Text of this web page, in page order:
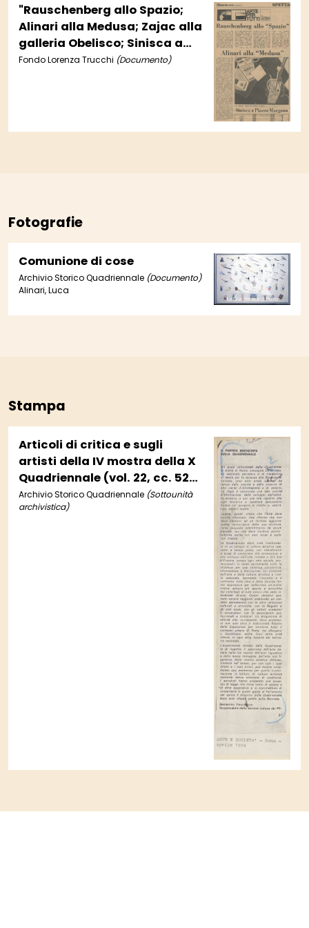
"Rauschenberg allo Spazio;
Alinari alla Medusa; Zajac alla
galleria Obelisco; Sinisca a
piazza Margana".
Fondo Lorenza Trucchi (Documento)
Fotografie
Comunione di cose
Archivio Storico Quadriennale (Documento)
Alinari, Luca
Stampa
Articoli di critica e sugli
artisti della IV mostra della X
Quadriennale (vol. 22, cc. 52-
53)
Archivio Storico Quadriennale (Sottounità
archivistica)